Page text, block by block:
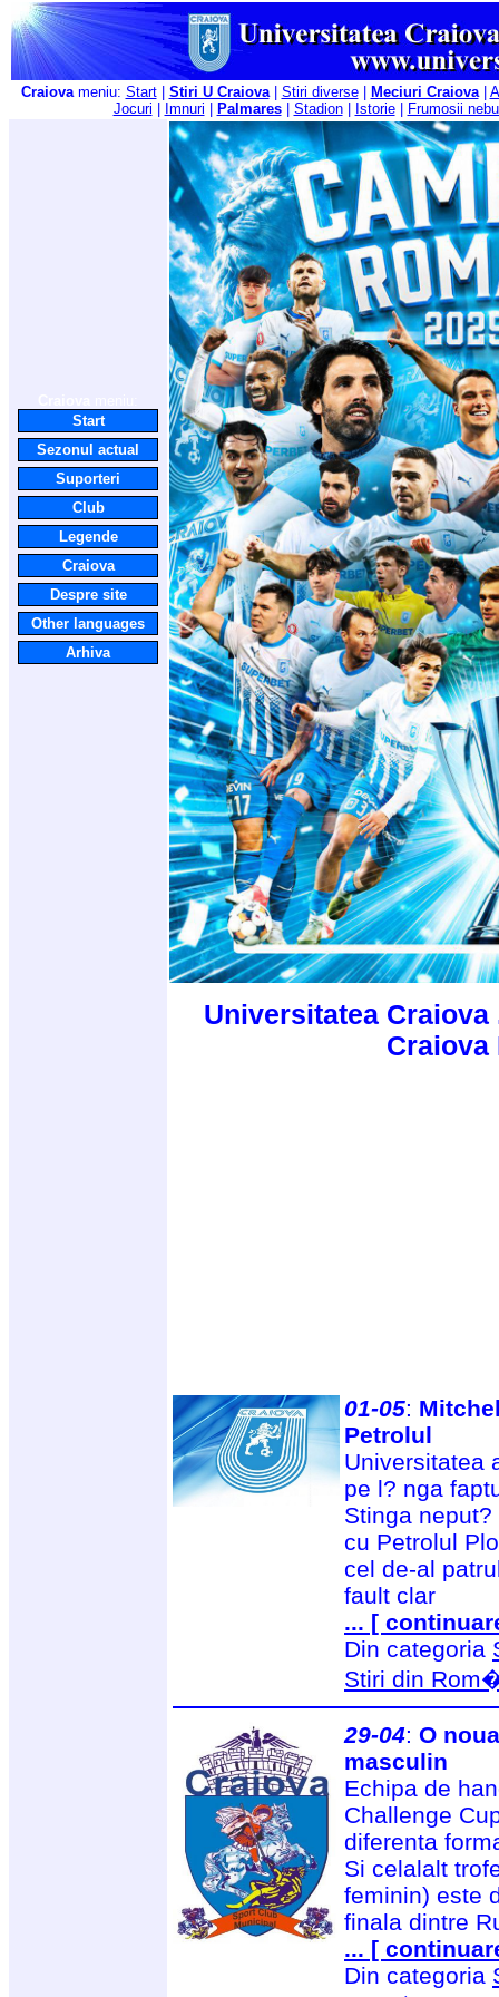
Craiovameniu: Start| Stiri U Craiova| Stiri diverse| Meciuri Craiova|
Jocuri
Imnuri Palmares| Stadion| Istorie| Frumosii
Start
Sezonul actual
Suporteri
Club
Legende
Craiova
Despre site
Other languages
Arhiva
Universitatea
Craiova
01-05:
Petrolul
Universitatea
pe l? nga
Stinga
cu Petrolul
cel de-al
fault clar
... [
Din categoria
Stiri din
29-04: O
masculin
Echipa de
Challenge
diferenta
Si celalalt
feminin) este
finala dintre
... [
Din categoria